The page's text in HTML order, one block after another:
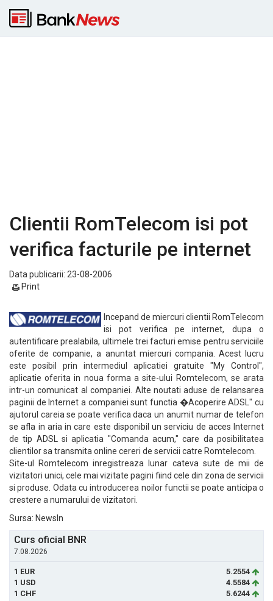
Clientii RomTelecom isi pot
verifica facturile pe internet
Data publicarii: 23-08-2006
Print
Incepand de miercuri clientii RomTelecom
isi pot verifica pe internet, dupa o
autentificare prealabila, ultimele trei facturi emise pentru serviciile
oferite de companie, a anuntat miercuri compania. Acest lucru
este posibil prin intermediul aplicatiei gratuite "My Control",
aplicatie oferita in noua forma a site-ului Romtelecom, se arata
intr-un comunicat al companiei. Alte noutati aduse de relansarea
paginii de Internet a companiei sunt functia �Acoperire ADSL" cu
ajutorul careia se poate verifica daca un anumit numar de telefon
se afla in aria in care este disponibil un serviciu de acces Internet
de tip ADSL si aplicatia "Comanda acum," care da posibilitatea
clientilor sa transmita online cereri de servicii catre Romtelecom.
Site-ul Romtelecom inregistreaza lunar cateva sute de mii de
vizitatori unici, cele mai vizitate pagini fiind cele din zona de servicii
si produse. Odata cu introducerea noilor functii se poate anticipa o
crestere a numarului de vizitatori.
Sursa: NewsIn
Curs oficial BNR
7.08.2026
1 EUR
5.2554
1 USD
4.5584
1 CHF
5.6244